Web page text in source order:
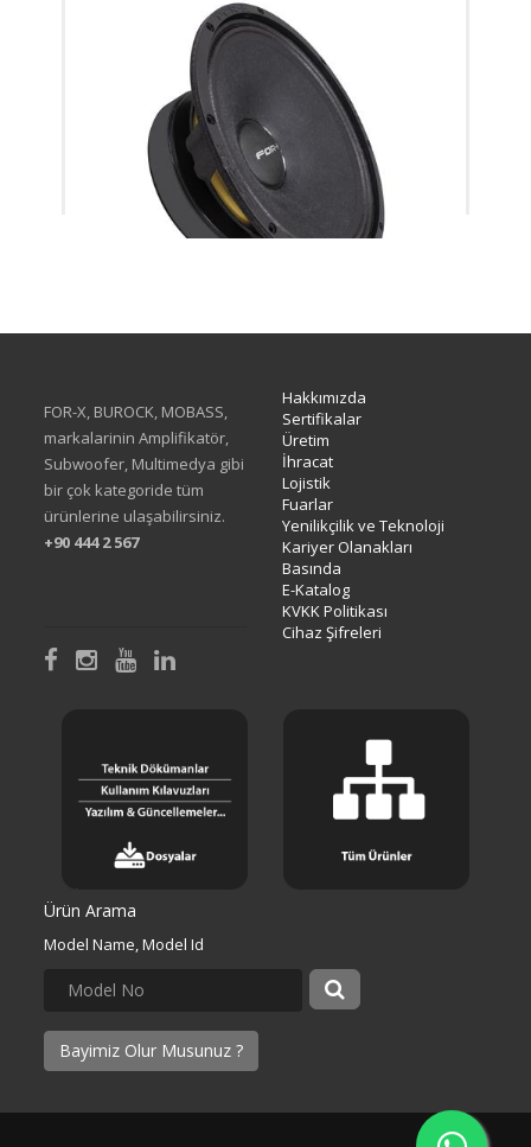
FOR-X, BUROCK, MOBASS,
markalarinin Amplifikatör,
Subwoofer, Multimedya gibi
bir çok kategoride tüm
ürünlerine ulaşabilirsiniz.
+90 444 2 567
Hakkımızda
Sertifikalar
Üretim
İhracat
Lojistik
Fuarlar
Yenilikçilik ve Teknoloji
Kariyer Olanakları
Basında
E-Katalog
KVKK Politikası
Cihaz Şifreleri
Ürün Arama
Model Name, Model Id
Bayimiz Olur Musunuz ?